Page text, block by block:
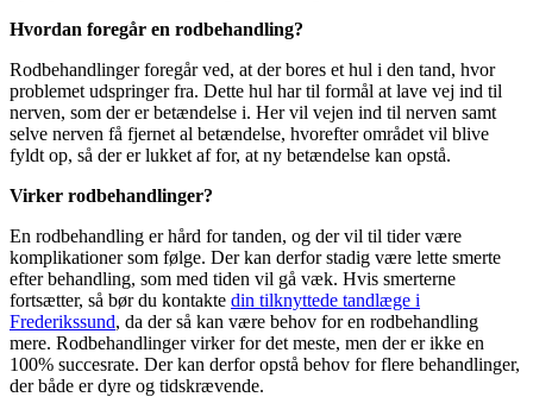
Hvordan foregår en rodbehandling?
Rodbehandlinger foregår ved, at der bores et hul i den tand, hvor
problemet udspringer fra. Dette hul har til formål at lave vej ind til
nerven, som der er betændelse i. Her vil vejen ind til nerven samt
selve nerven få fjernet al betændelse, hvorefter området vil blive
fyldt op, så der er lukket af for, at ny betændelse kan opstå.
Virker rodbehandlinger?
En rodbehandling er hård for tanden, og der vil til tider være
komplikationer som følge. Der kan derfor stadig være lette smerte
efter behandling, som med tiden vil gå væk. Hvis smerterne
fortsætter, så bør du kontakte din tilknyttede tandlæge i
Frederikssund, da der så kan være behov for en rodbehandling
mere. Rodbehandlinger virker for det meste, men der er ikke en
100% succesrate. Der kan derfor opstå behov for flere behandlinger,
der både er dyre og tidskrævende.